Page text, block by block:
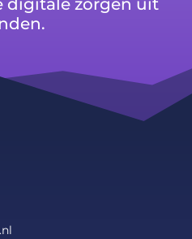
digitale zorgen uit